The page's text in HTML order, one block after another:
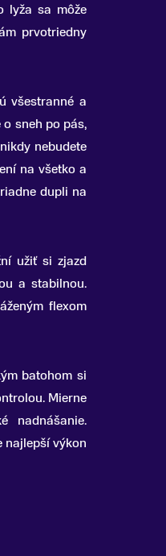
lyža sa môže
prvotriedny
všestranné a
o sneh po pás,
nebudete
na všetko a
dupli na
užiť si zjazd
a stabilnou.
flexom
batohom si
Mierne
nadnášanie.
najlepší výkon